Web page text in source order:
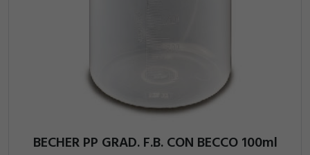
BECHER PP GRAD. F.B. CON BECCO 100ml